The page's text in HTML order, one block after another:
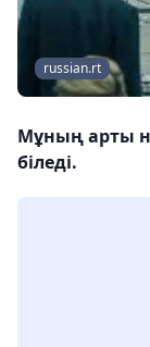
russian.rt
Мұның арты
біледі.